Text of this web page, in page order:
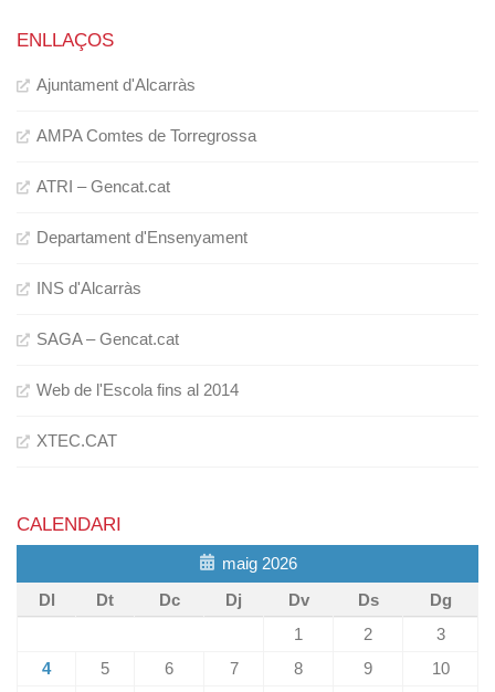
ENLLAÇOS
Ajuntament d'Alcarràs
AMPA Comtes de Torregrossa
ATRI – Gencat.cat
Departament d'Ensenyament
INS d'Alcarràs
SAGA – Gencat.cat
Web de l'Escola fins al 2014
XTEC.CAT
CALENDARI
maig 2026
Dl
Dt Dc Dj Dv Ds
Dg
1
2
3
4
5 6 7 8 9
10